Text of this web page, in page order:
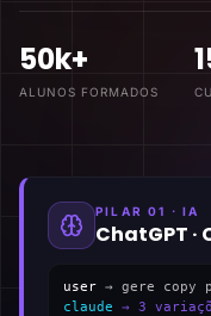
50k+
ALUNOS FORMADOS
PILAR 01 · IA
ChatGPT ·
user → gere copy
claude → 3